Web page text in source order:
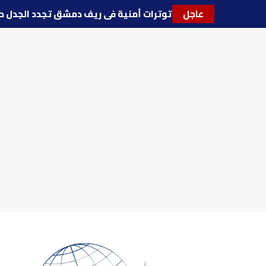
عاجل 🔵توترات أمنية في ريف دمشق تجدد